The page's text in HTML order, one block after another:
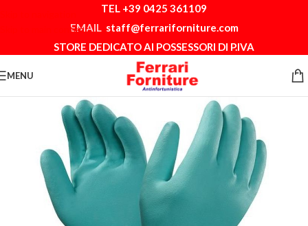
Skip to main content
TEL +39 0425 361109
EMAIL staff@ferrariforniture.com
STORE DEDICATO AI POSSESSORI DI P.IVA
MENU